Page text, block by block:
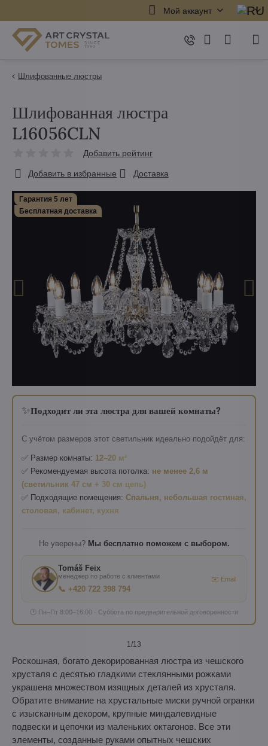
Мой аккаунт
Шлифованные люстры
Гарантия 5 лет
Бесплатная доставка
✨Подходит ли эта люстра для вашей комнаты?
С учётом размеров этот светильник идеально подойдёт для:
✅ Размер комнаты: 12–20 м²
✅ Рекомендуемая высота потолка: не менее 2,6 м
(светильник 47 см + 30 см цепь)
✅ Подходящие помещения: Спальня, небольшая гостиная,
столовая, кабинет, кухня
Не уверены? Мы бесплатно поможем с выбором.
Tomáš Feix
менеджер по работе с клиентами
📞 +420 722 398 794
✉️ Email
🕐 Пн–Пт 8:00–16:00 · Суббота по предварительной договоренности
1/13
Шлифованная люстра
L16056CLN
Добавить рейтинг
Добавить в избранные Доставка
Роскошная, богато декорированная люстра из чешского
хрусталя с десятью гладкими стеклянными рожками
украшена множеством изящных деталей из хрусталя.
Обратите внимание на хрустальные миски ручной огранки
с изысканным декором, крупные миндалевидные
подвески и цепочки из маленьких октагонов. Все эти
элементы, созданные руками опытных чешских